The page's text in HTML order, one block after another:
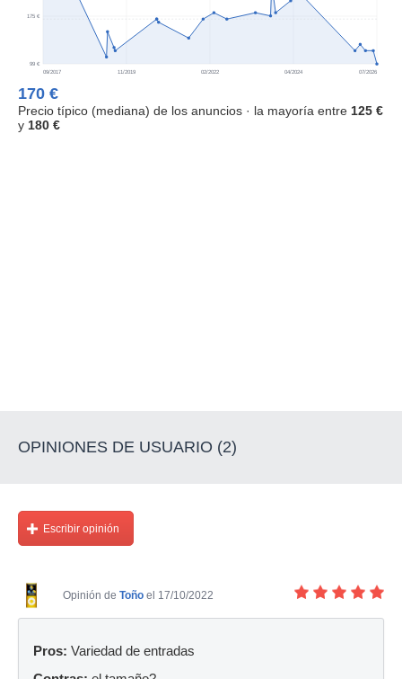
99 €
175 €
09/2017 11/2019 02/2022 04/2024 07/2026
170 €
Precio típico (mediana) de los anuncios · la mayoría entre 125 €
y 180 €
OPINIONES DE USUARIO (2)
Escribir opinión
Opinión de Toño el 17/10/2022
Pros: Variedad de entradas